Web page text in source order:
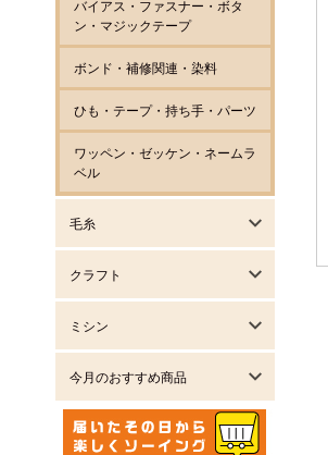
バイアス・ファスナー・ボタ
ン・マジックテープ
ボンド・補修関連・染料
ひも・テープ・持ち手・パーツ
ワッペン・ゼッケン・ネームラ
ベル
毛糸
クラフト
ミシン
今月のおすすめ商品